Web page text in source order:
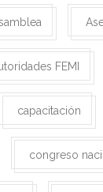
FEMI
capacitación
congreso